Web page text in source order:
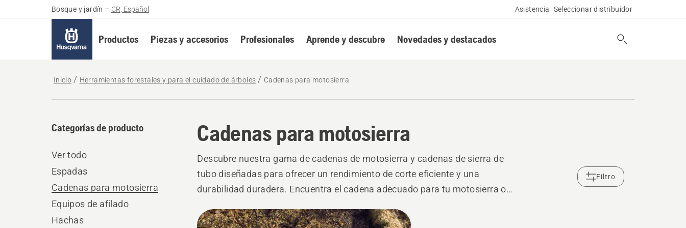
Bosque y jardín – CR, Español Asistencia Seleccionar distribuidor
Productos Piezas y accesorios Profesionales Aprende y descubre Novedades y destacados
Inicio Herramientas forestales y para el cuidado de árboles Cadenas para motosierra
Cadenas para motosierra
Categorías de producto
Ver todo
Espadas
Cadenas para motosierra
Equipos de afilado
Hachas
Descubre nuestra gama de cadenas de motosierra y cadenas de sierra de
tubo diseñadas para ofrecer un rendimiento de corte eficiente y una
durabilidad duradera. Encuentra el cadena adecuado para tu motosierra o
profesionales.
Filtro
All